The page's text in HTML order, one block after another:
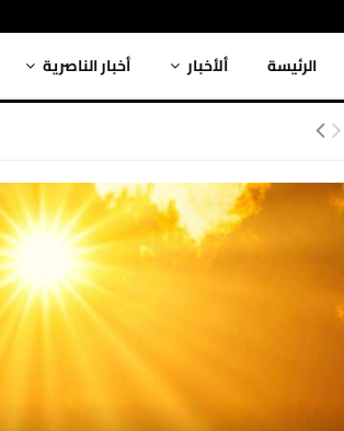
الرئيسة ألأخبار أخبار الناصرية